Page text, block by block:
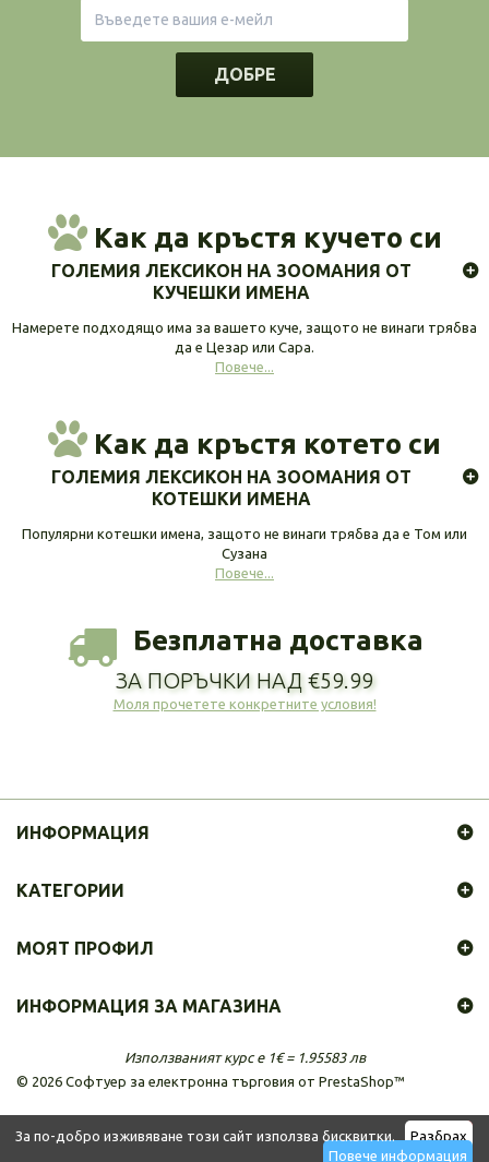
За по-добро изживяване този сайт използва бисквитки.
Разбрах
Повече информация
ДОБРЕ
Как да кръстя кучето си
ГОЛЕМИЯ ЛЕКСИКОН НА ЗООМАНИЯ ОТ
КУЧЕШКИ ИМЕНА
Намерете подходящо има за вашето куче, защото не винаги трябва
да е Цезар или Сара.
Повече...
Как да кръстя котето си
ГОЛЕМИЯ ЛЕКСИКОН НА ЗООМАНИЯ ОТ
КОТЕШКИ ИМЕНА
Популярни котешки имена, защото не винаги трябва да е Том или
Сузана
Повече...
Безплатна доставка
ЗА ПОРЪЧКИ НАД €59.99
Моля прочетете конкретните условия!
ИНФОРМАЦИЯ
© 2026 Софтуер за електронна търговия от PrestaShop™
КАТЕГОРИИ
МОЯТ ПРОФИЛ
ИНФОРМАЦИЯ ЗА МАГАЗИНА
Използваният курс е 1€ = 1.95583 лв